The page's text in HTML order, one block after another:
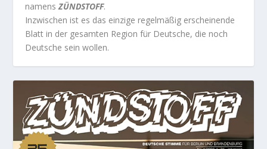
namensZÜNDSTOFF.
Inzwischen ist es das einzige regelmäßig erscheinende
Blatt in der gesamten Region für Deutsche, die noch
Deutsche sein wollen.